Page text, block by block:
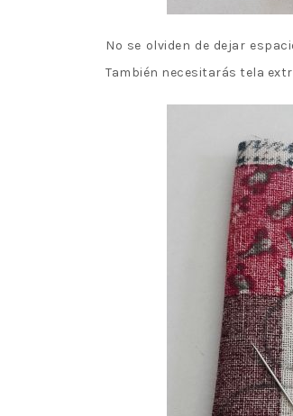
No se olviden de dejar
También necesitarás tela